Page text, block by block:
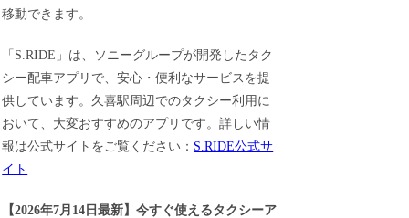
移動できます。
「S.RIDE」は、ソニーグループが開発したタク
シー配車アプリで、安心・便利なサービスを提
供しています。久喜駅周辺でのタクシー利用に
おいて、大変おすすめのアプリです。詳しい情
報は公式サイトをご覧ください： S.RIDE公式サ
イト
【2026年7月14日最新】今すぐ使えるタクシーア